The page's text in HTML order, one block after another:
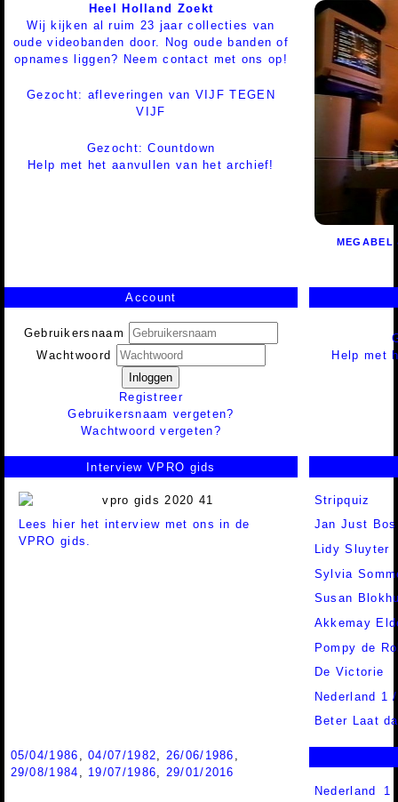
Heel Holland Zoekt
Wij kijken al ruim 23 jaar collecties van
oude videobanden door. Nog oude banden of
opnames liggen? Neem contact met ons op!
Gezocht: afleveringen van VIJF TEGEN
VIJF
Gezocht: Countdown
Help met het aanvullen van het archief!
MEGABEL
Account
Gebruikersnaam
Wachtwoord
Inloggen
Registreer
Gebruikersnaam vergeten?
Wachtwoord vergeten?
Help met
Interview VPRO gids
Lees hier het interview met ons in de
VPRO gids.
Stripquiz
Jan Just Bos
Lidy Sluyter
Sylvia
Susan
Akkemay
Pompy de
De Victorie
Nederland 1
Beter Laat
05/04/1986 ,04/07/1982 26/06/1986
29/08/1984
19/07/1986
29/01/2016
Nederland